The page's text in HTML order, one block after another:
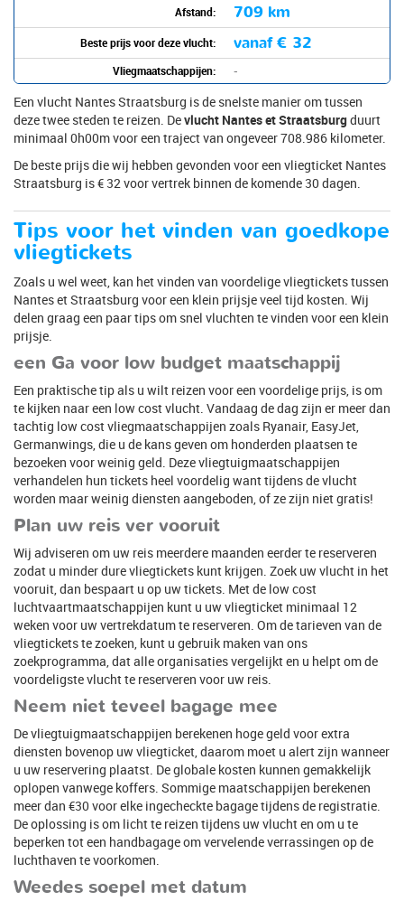
Afstand: 709 km
Beste prijs voor deze vlucht: vanaf€ 32
Vliegmaatschappijen: -
Een vlucht Nantes Straatsburg is de snelste manier om tussen
deze twee steden te reizen. Devlucht Nantes et Straatsburgduurt
minimaal 0h00m voor een traject van ongeveer 708.986 kilometer.
De beste prijs die wij hebben gevonden voor een vliegticket Nantes
Straatsburg is € 32 voor vertrek binnen de komende 30 dagen.
Tips voor het vinden van goedkope
vliegtickets
Zoals u wel weet, kan het vinden van voordelige vliegtickets tussen
Nantes et Straatsburg voor een klein prijsje veel tijd kosten. Wij
delen graag een paar tips om snel vluchten te vinden voor een klein
prijsje.
een Ga voor low budget maatschappij
Een praktische tip als u wilt reizen voor een voordelige prijs, is om
te kijken naar een low cost vlucht. Vandaag de dag zijn er meer dan
tachtig low cost vliegmaatschappijen zoals Ryanair, EasyJet,
Germanwings, die u de kans geven om honderden plaatsen te
bezoeken voor weinig geld. Deze vliegtuigmaatschappijen
verhandelen hun tickets heel voordelig want tijdens de vlucht
worden maar weinig diensten aangeboden, of ze zijn niet gratis!
Plan uw reis ver vooruit
Wij adviseren om uw reis meerdere maanden eerder te reserveren
zodat u minder dure vliegtickets kunt krijgen. Zoek uw vlucht in het
vooruit, dan bespaart u op uw tickets. Met de low cost
luchtvaartmaatschappijen kunt u uw vliegticket minimaal 12
weken voor uw vertrekdatum te reserveren. Om de tarieven van de
vliegtickets te zoeken, kunt u gebruik maken van ons
zoekprogramma, dat alle organisaties vergelijkt en u helpt om de
voordeligste vlucht te reserveren voor uw reis.
Neem niet teveel bagage mee
De vliegtuigmaatschappijen berekenen hoge geld voor extra
diensten bovenop uw vliegticket, daarom moet u alert zijn wanneer
u uw reservering plaatst. De globale kosten kunnen gemakkelijk
oplopen vanwege koffers. Sommige maatschappijen berekenen
meer dan €30 voor elke ingecheckte bagage tijdens de registratie.
De oplossing is om licht te reizen tijdens uw vlucht en om u te
beperken tot een handbagage om vervelende verrassingen op de
luchthaven te voorkomen.
Weedes soepel met datum